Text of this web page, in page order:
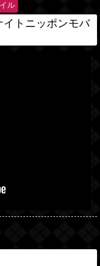
ル
イトニッポンモバ